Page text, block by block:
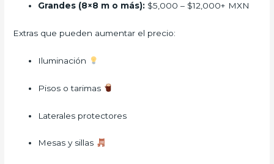
Grandes (8×8 m o más): $5,000 – $12,000+ MXN
Extras que pueden aumentar el precio:
Iluminación
Pisos o tarimas
Laterales protectores
Mesas y sillas